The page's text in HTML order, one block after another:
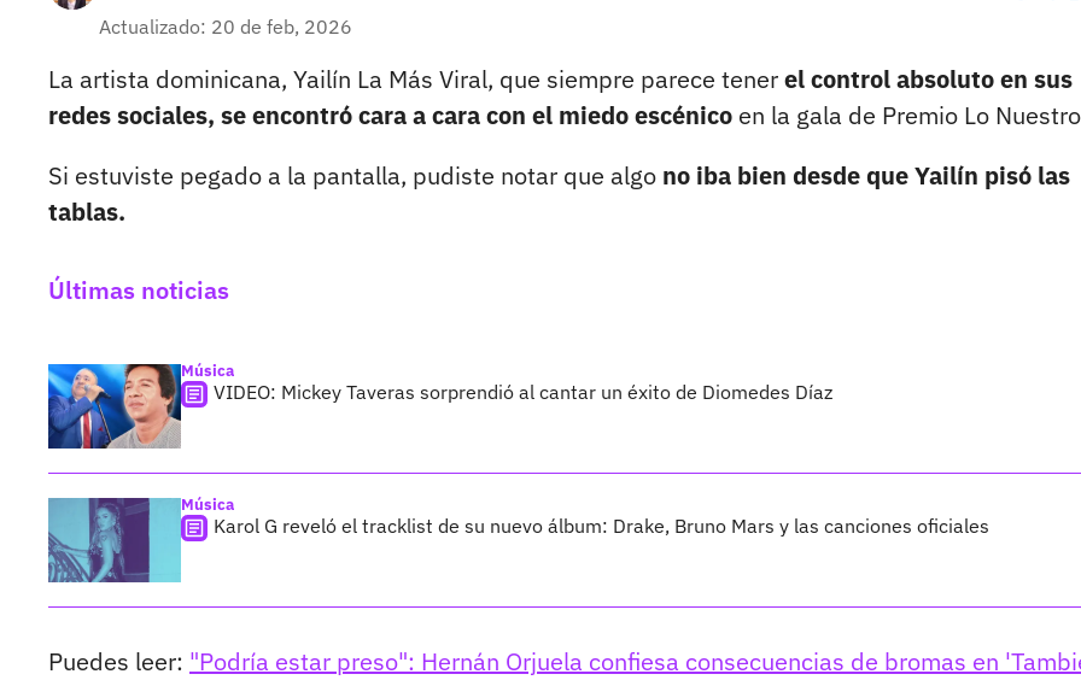
Actualizado: 20 de feb, 2026
La artista dominicana, Yailín La Más Viral, que siempre parece tenerel control absoluto en sus
redes sociales, se encontró cara a cara con el miedo escénico en la gala de Premio Lo
Si estuviste pegado a la pantalla, pudiste notar que algo no iba bien desde que Yailín pisó las
tablas.
Últimas noticias
Música
VIDEO: Mickey Taveras sorprendió al cantar un éxito de Diomedes Díaz
Música
Karol G reveló el tracklist de su nuevo álbum: Drake, Bruno Mars y las canciones oficiales
Puedes leer: "Podría estar preso": Hernán Orjuela confiesa consecuencias de bromas en